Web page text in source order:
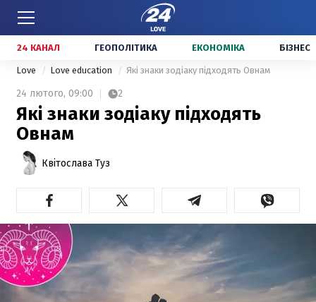
24 КАНАЛ ГЕОПОЛІТИКА ЕКОНОМІКА БІЗНЕС
Love Love education Які знаки зодіаку підходять Овнам
24 лютого, 09:00 2
Які знаки зодіаку підходять
Овнам
Квітослава Туз